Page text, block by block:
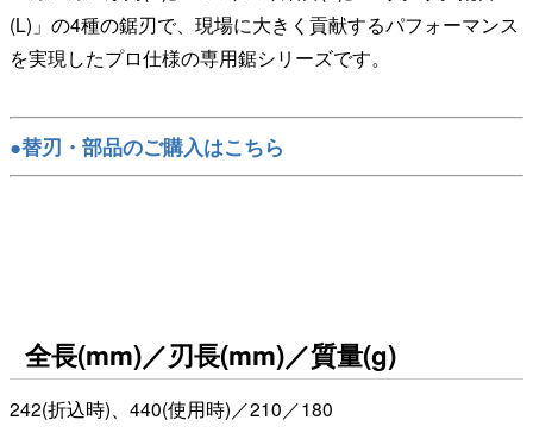
(L)」の4種の鋸刃で、現場に大きく貢献するパフォーマンス
を実現したプロ仕様の専用鋸シリーズです。
●替刃・部品のご購入はこちら
全長(mm)／刃長(mm)／質量(g)
242(折込時)、440(使用時)／210／180